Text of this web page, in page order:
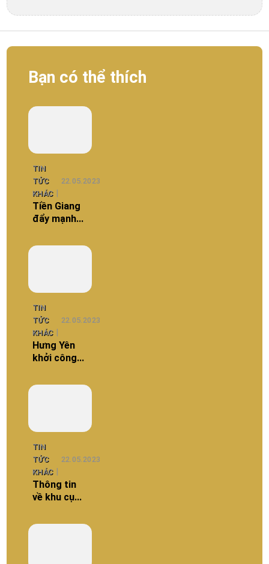
Bạn có thể thích
Tiền Giang
đẩy mạnh
hạ tầng các
TIN
TỨC
KHÁC
22.05.2023
Hưng Yên
khởi công
nghiệp số 5
TIN
TỨC
KHÁC
22.05.2023
Thông tin
về khu cụm
nghiệp tại
TIN
TỨC
KHÁC
22.05.2023